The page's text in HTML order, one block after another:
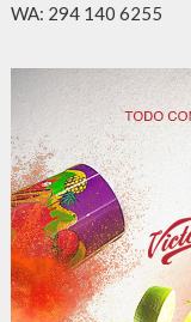
WA: 294 140 6255